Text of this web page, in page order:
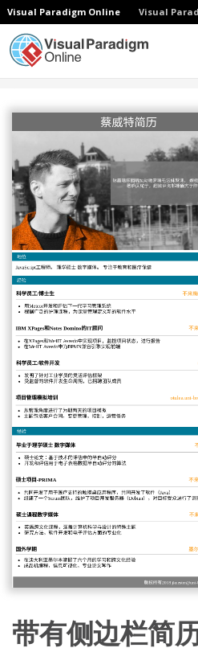
Visual Paradigm Online Visual
带有侧边栏简